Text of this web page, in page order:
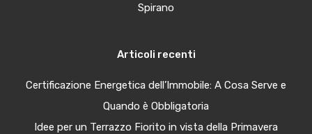
Spirano
Articoli recenti
Certificazione Energetica dell’Immobile: A Cosa Serve e
Quando è Obbligatoria
Idee per un Terrazzo Fiorito in vista della Primavera